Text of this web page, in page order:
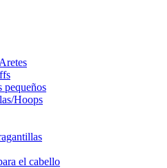
pequeños
Hoops
el cabello